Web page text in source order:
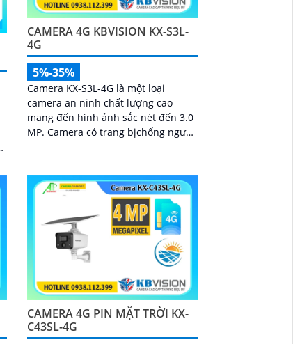
CAMERA 4G KBVISION KX-S3L-
4G
5%-35%
Camera KX-S3L-4G là một loại
camera an ninh chất lượng cao
mang đến hình ảnh sắc nét đến 3.0
MP. Camera có trang bịchống ngược
CAMERA 4G PIN MẶT TRỜI KX-
C43SL-4G